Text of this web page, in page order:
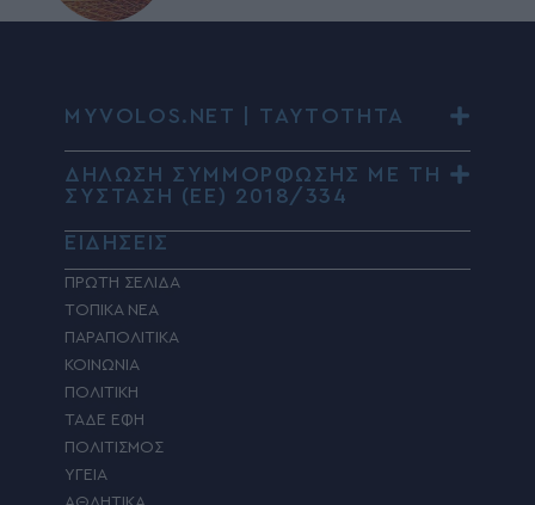
MYVOLOS.NET | ΤΑΥΤΟΤΗΤΑ
ΔΗΛΩΣΗ ΣΥΜΜΟΡΦΩΣΗΣ ΜΕ ΤΗ
ΣΥΣΤΑΣΗ (ΕΕ) 2018/334
ΕΙΔΗΣΕΙΣ
ΠΡΩΤΗ ΣΕΛΙΔΑ
ΤΟΠΙΚΑ ΝΕΑ
ΠΑΡΑΠΟΛΙΤΙΚΑ
ΚΟΙΝΩΝΙΑ
ΠΟΛΙΤΙΚΗ
ΤΑΔΕ ΕΦΗ
ΠΟΛΙΤΙΣΜΟΣ
ΥΓΕΙΑ